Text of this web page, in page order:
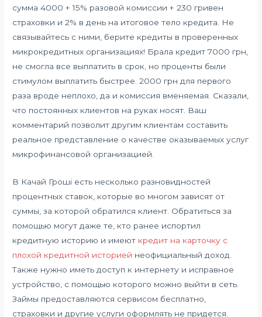
сумма 4000 + 15% разовой комиссии + 230 гривен
страховки и 2% в день на итоговое тело кредита. Не
связывайтесь с ними, берите кредиты в проверенных
микрокредитных организациях! Брала кредит 7000 грн,
не смогла все выплатить в срок, но проценты были
стимулом выплатить быстрее. 2000 грн для первого
раза вроде неплохо, да и комиссия вменяемая. Сказали,
что постоянных клиентов на руках носят. Ваш
комментарий позволит другим клиентам составить
реальное представление о качестве оказываемых услуг
микрофинансовой организацией.
В Качай Гроші есть несколько разновидностей
процентных ставок, которые во многом зависят от
суммы, за которой обратился клиент. Обратиться за
помощью могут даже те, кто ранее испортил
кредитную историю и имеют кредит на карточку с
плохой кредитной историей неофициальный доход.
Также нужно иметь доступ к интернету и исправное
устройство, с помощью которого можно выйти в сеть.
Займы предоставляются сервисом бесплатно,
страховки и другие услуги оформлять не придется.